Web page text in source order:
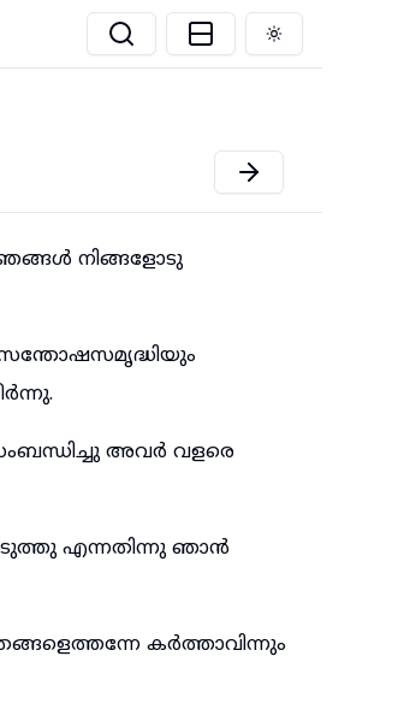
Toggle theme
നിങ്ങളോടു
അവർ വളരെ
എന്നതിന്നു ഞാൻ
കർത്താവിന്നും